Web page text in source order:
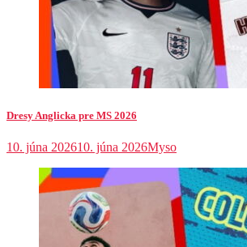
Dresy Anglicka pre MS 2026
10. júna 202610. júna 2026Myso